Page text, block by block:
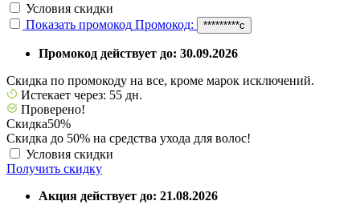
Условия скидки
Показать промокод Промокод: *********с
Промокод действует до: 30.09.2026
Скидка по промокоду на все, кроме марок исключений.
Истекает через: 55 дн.
Проверено!
Скидка50%
Скидка до 50% на средства ухода для волос!
Условия скидки
Получить скидку
Акция действует до: 21.08.2026